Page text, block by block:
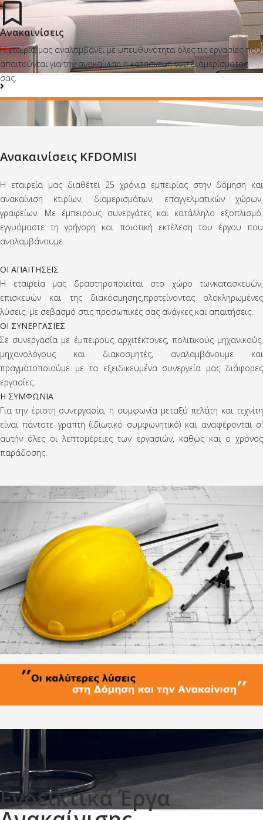
Ανακαινίσεις
Η εταιρία μας αναλαμβάνει με υπευθυνότητα όλες τις εργασίες που
απαιτούνται για την ανακαίνιση ή κατασκευή του διαμερίσματος
σας.
Ανακαινίσεις KFDOMISI
Η εταιρεία μας διαθέτει 25 χρόνια εμπειρίας στην δόμηση και
ανακαίνιση κτιρίων, διαμερισμάτων, επαγγελματικών χώρων,
γραφείων. Με έμπειρους συνεργάτες και κατάλληλο εξοπλισμό,
εγγυόμαστε τη γρήγορη και ποιοτική εκτέλεση του έργου που
αναλαμβάνουμε.
ΟΙ ΑΠΑΙΤΗΣΕΙΣ
Η εταιρεία μας δραστηροποιείται στο χώρο τωνκατασκευών,
επισκευών και της διακόσμησης,προτείνοντας ολοκληρωμένες
λύσεις, με σεβασμό στις προσωπικές σας ανάγκες και απαιτήσεις.
ΟΙ ΣΥΝΕΡΓΑΣΙΕΣ
Σε συνεργασία με έμπειρους αρχιτέκτονες, πολιτικούς μηχανικούς,
μηχανολόγους και διακοσμητές, αναλαμβάνουμε και
πραγματοποιούμε με τα εξειδικευμένα συνεργεία μας διάφορες
εργασίες.
Η ΣΥΜΦΩΝΙΑ
Για την έριστη συνεργασία, η συμφωνία μεταξύ πελάτη και τεχνίτη
είναι πάντοτε γραπτή (ιδιωτικό συμφωνητικό) και αναφέρονται σ'
αυτήν όλες οι λεπτομέρειες των εργασιών, καθώς και ο χρόνος
παράδοσης.
Ενδεικτικά Έργα